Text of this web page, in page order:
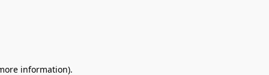
information).